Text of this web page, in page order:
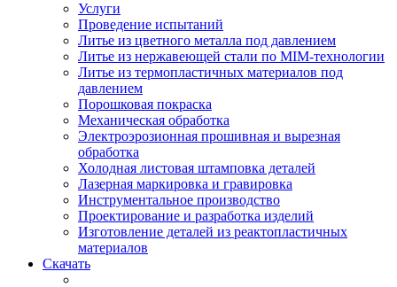
Услуги
Проведение испытаний
Литье из цветного металла под давлением
Литье из нержавеющей стали по MIM-технологии
Литье из термопластичных материалов под
давлением
Порошковая покраска
Механическая обработка
Электроэрозионная прошивная и вырезная
обработка
Холодная листовая штамповка деталей
Лазерная маркировка и гравировка
Инструментальное производство
Проектирование и разработка изделий
Изготовление деталей из реактопластичных
материалов
Скачать